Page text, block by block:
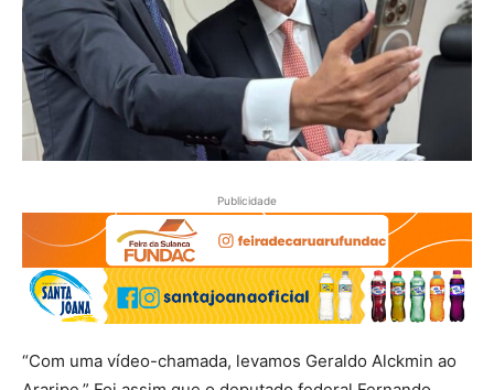
Publicidade
“Com uma vídeo-chamada, levamos Geraldo Alckmin ao